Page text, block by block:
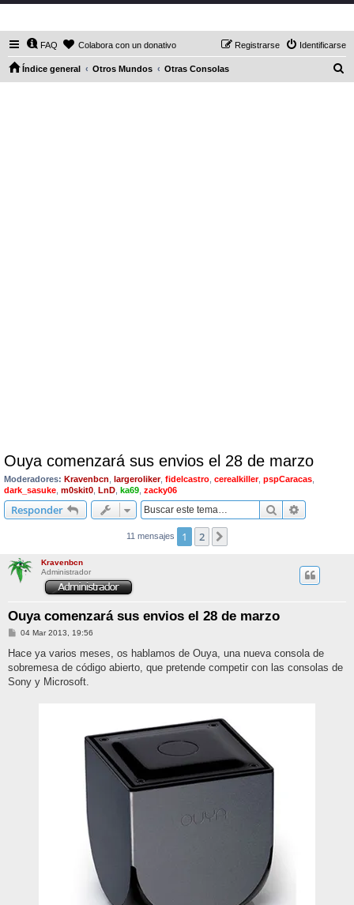
FAQ Colabora con un donativo Identificarse
Registrarse
Índice general Otros Mundos Otras Consolas
Ouya comenzará sus envios el 28 de marzo
Moderadores: Kravenbcn largeroliker, fidelcastro cerealkiller, pspCaracas
dark_sasuke m0skit0 LnD ka69 zacky06
Responder Buscar
11 mensajes 1 2
Kravenbcn
Administrador
Ouya comenzará sus envios el 28 de marzo
M
n
a
j
04 Mar 2013, 19:56
Hace ya varios meses, os hablamos de Ouya, una nueva consola de
sobremesa de código abierto, que pretende competir con las consolas de
Sony y Microsoft.